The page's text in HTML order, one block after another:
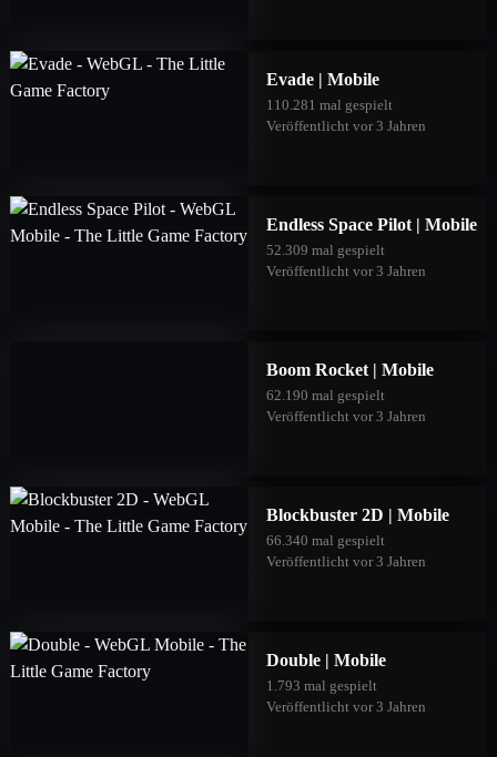
Evade | Mobile
110.281 mal gespielt
Veröffentlicht vor 3 Jahren
Endless Space Pilot | Mobile
52.309 mal gespielt
Veröffentlicht vor 3 Jahren
Boom Rocket | Mobile
62.190 mal gespielt
Veröffentlicht vor 3 Jahren
Blockbuster 2D | Mobile
66.340 mal gespielt
Veröffentlicht vor 3 Jahren
Double | Mobile
1.793 mal gespielt
Veröffentlicht vor 3 Jahren